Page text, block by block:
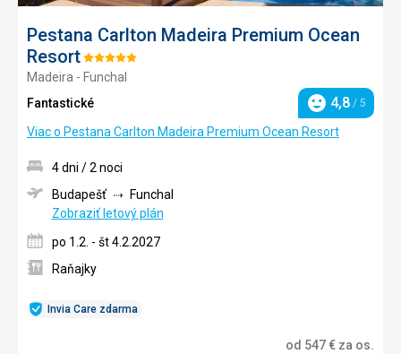
Pestana Carlton Madeira Premium Ocean
ResortHodnotenie:
5/5
Madeira - Funchal
Fantastické
Hodnotenie
4,8 / 5
Viac o Pestana Carlton Madeira Premium Ocean Resort
Invia Care zdarma
4 dni / 2 noci
Budapešť
Funchal
Zobraziť letový plán
po 1.2. - št 4.2.2027
Raňajky
od 547€ za os.